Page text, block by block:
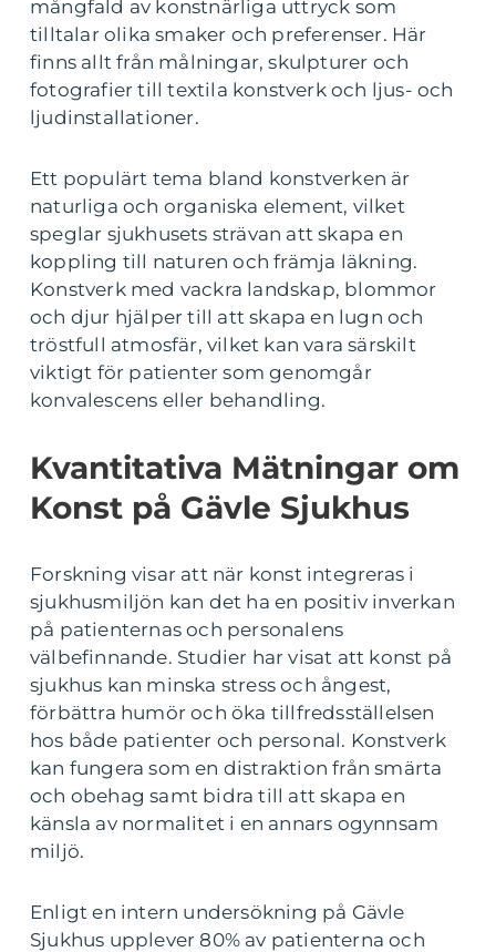
mångfald av konstnärliga uttryck som
tilltalar olika smaker och preferenser. Här
finns allt från målningar, skulpturer och
fotografier till textila konstverk och ljus- och
ljudinstallationer.
Ett populärt tema bland konstverken är
naturliga och organiska element, vilket
speglar sjukhusets strävan att skapa en
koppling till naturen och främja läkning.
Konstverk med vackra landskap, blommor
och djur hjälper till att skapa en lugn och
tröstfull atmosfär, vilket kan vara särskilt
viktigt för patienter som genomgår
konvalescens eller behandling.
Kvantitativa Mätningar om
Konst på Gävle Sjukhus
Forskning visar att när konst integreras i
sjukhusmiljön kan det ha en positiv inverkan
på patienternas och personalens
välbefinnande. Studier har visat att konst på
sjukhus kan minska stress och ångest,
förbättra humör och öka tillfredsställelsen
hos både patienter och personal. Konstverk
kan fungera som en distraktion från smärta
och obehag samt bidra till att skapa en
känsla av normalitet i en annars ogynnsam
miljö.
Enligt en intern undersökning på Gävle
Sjukhus upplever 80% av patienterna och